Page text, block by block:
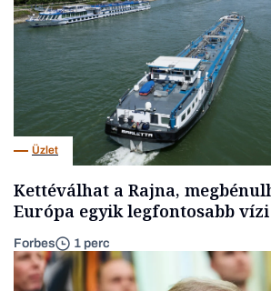
Üzlet
Kettéválhat a Rajna,
Európa egyik legfontosabb
Forbes 1 perc